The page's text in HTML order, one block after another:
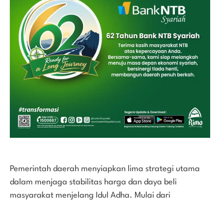
Pemerintah daerah menyiapkan lima strategi utama
dalam menjaga stabilitas harga dan daya beli
masyarakat menjelang Idul Adha. Mulai dari